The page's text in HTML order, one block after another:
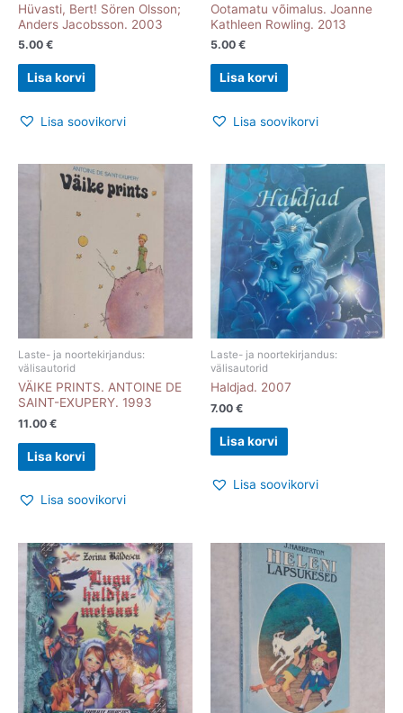
Hüvasti, Bert! Sören Olsson;
Anders Jacobsson. 2003
5.00 €
Lisa korvi
Lisa soovikorvi
Ootamatu võimalus. Joanne
Kathleen Rowling. 2013
5.00 €
Lisa korvi
Lisa soovikorvi
Laste- ja noortekirjandus:
välisautorid
VÄIKE PRINTS. ANTOINE DE
SAINT-EXUPERY. 1993
11.00 €
Lisa korvi
Lisa soovikorvi
Laste- ja noortekirjandus:
välisautorid
Haldjad. 2007
7.00 €
Lisa korvi
Lisa soovikorvi